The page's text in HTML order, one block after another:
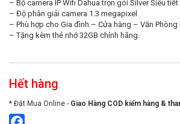
– Bộ camera IP Wifi Dahua trọn gói Silver Siêu tiết
– Độ phân giải camera 1.3 megapixel
– Phù hợp cho Gia đình – Cửa hàng – Văn
– Tặng kèm thẻ nhớ 32GB chính hãng.
Hết hàng
* Đặt Mua Online - Giao Hàng COD kiểm hàng &